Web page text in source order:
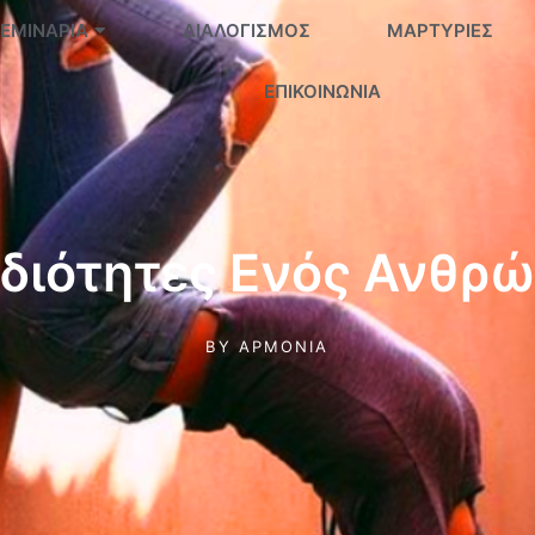
ΔΙΑΛΟΓΙΣΜΌΣ ΜΑΡΤΥΡΊΕΣ
ΕΠΙΚΟΙΝΩΝΊΑ
Ενός
BY ΑΡΜΟΝΊΑ